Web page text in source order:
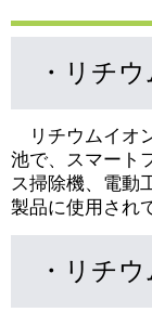
・リチ
リチウムイオ
池で、スマート
ス掃除機、電動
製品に使用され
・リチ